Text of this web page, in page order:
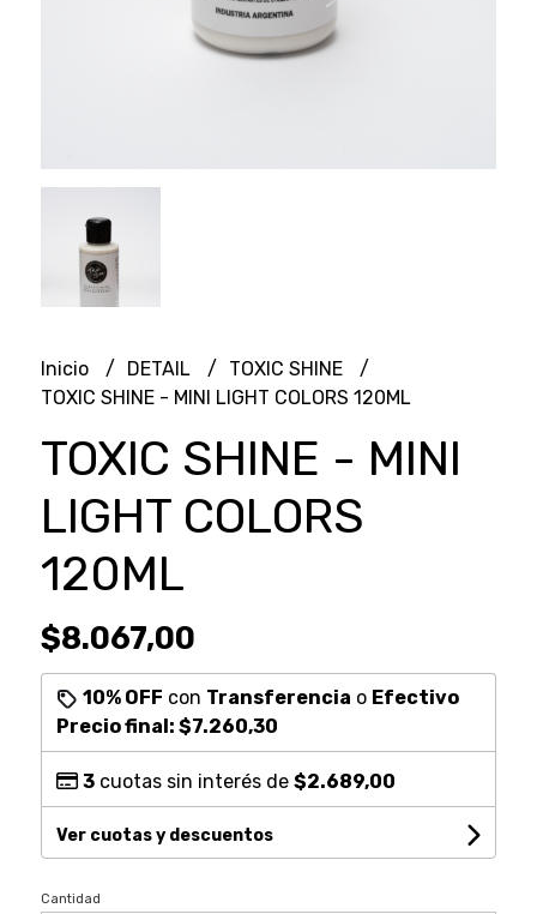
Inicio DETAIL
TOXIC SHINE
TOXIC SHINE - MINI LIGHT COLORS 120ML
TOXIC SHINE - MINI
LIGHT COLORS
120ML
$8.067,00
10% OFF con Transferencia o Efectivo
Precio final: $7.260,30
3cuotas sin interés de $2.689,00
Ver cuotas y descuentos
Cantidad